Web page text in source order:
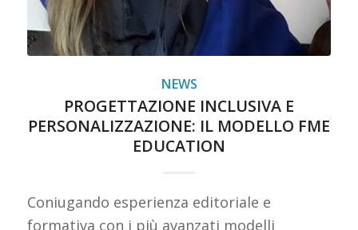
NEWS
PROGETTAZIONE INCLUSIVA E
PERSONALIZZAZIONE: IL MODELLO FME
EDUCATION
Coniugando esperienza editoriale e
formativa con i più avanzati modelli